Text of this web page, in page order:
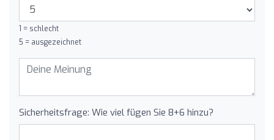
1 = schlecht
5 = ausgezeichnet
Sicherheitsfrage: Wie viel fügen Sie 8+6 hinzu?